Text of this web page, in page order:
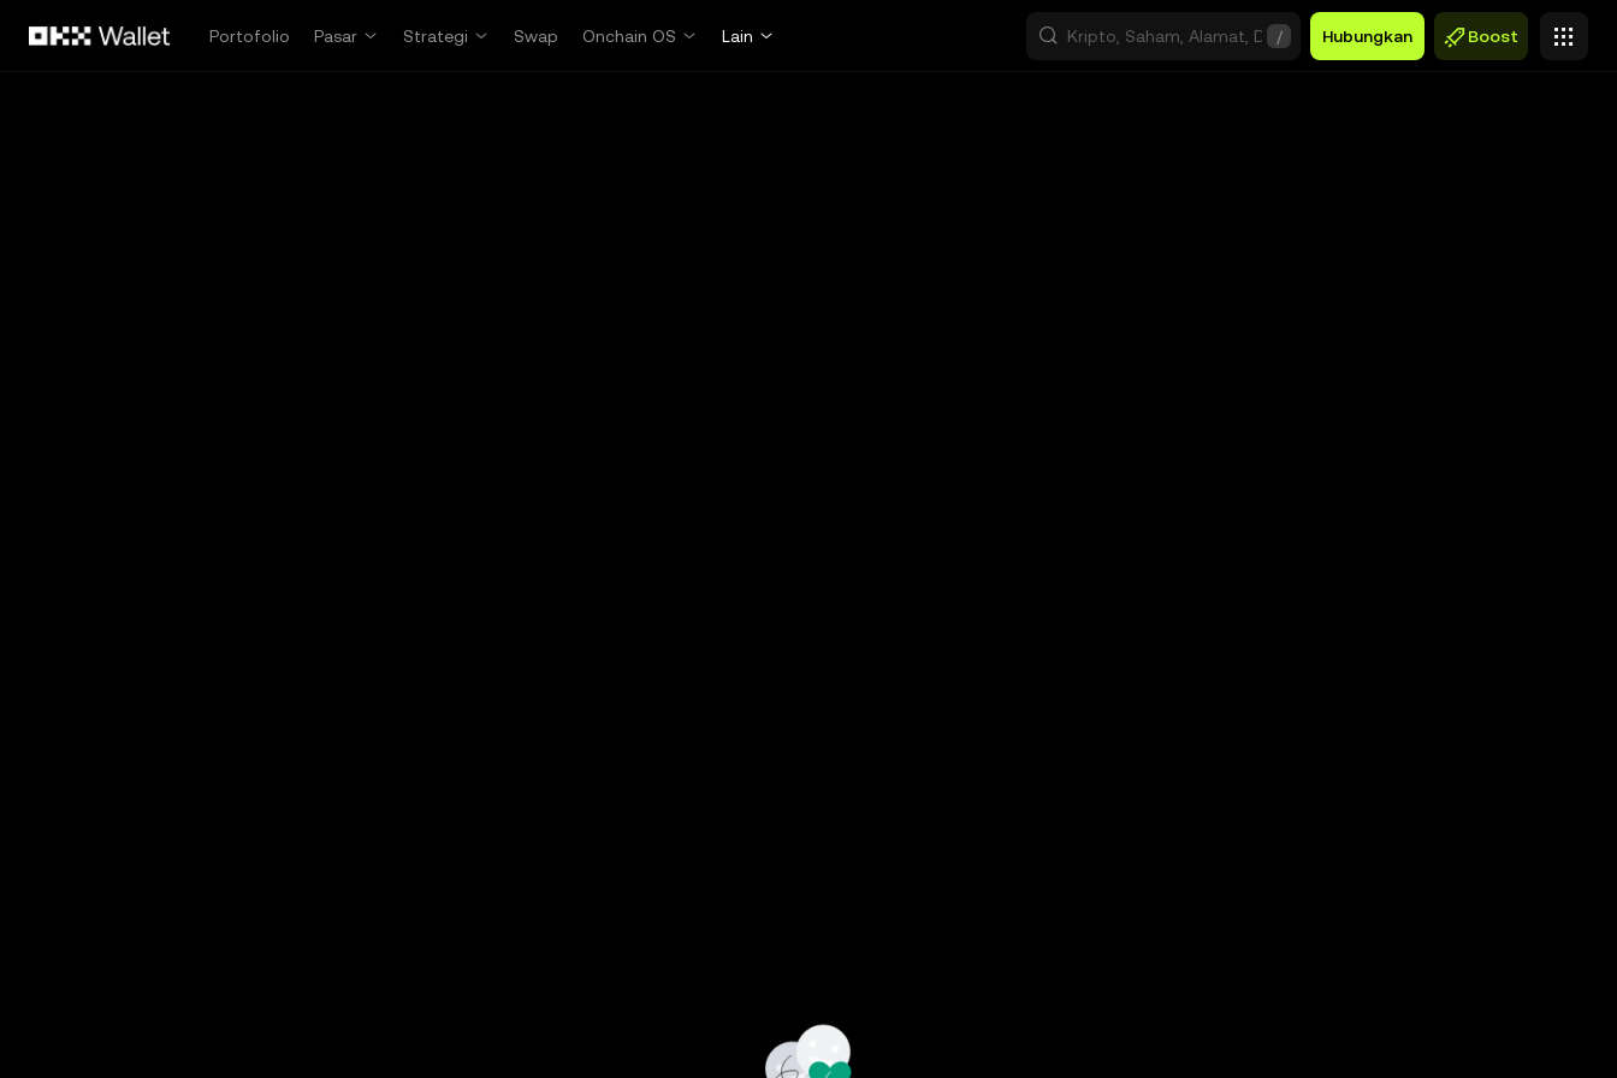
Portofolio
Pasar Strategi Swap Onchain OS Lain / Hubungkan Boost